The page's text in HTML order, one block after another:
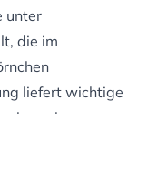
unter
die im
liefert wichtige
ob Sie ein